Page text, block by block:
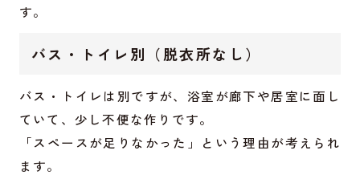
す。
バス・トイレ別（脱衣所なし）
バス・トイレは別ですが、浴室が廊下や居室に面し
ていて、少し不便な作りです。
「スペースが足りなかった」という理由が考えられ
ます。